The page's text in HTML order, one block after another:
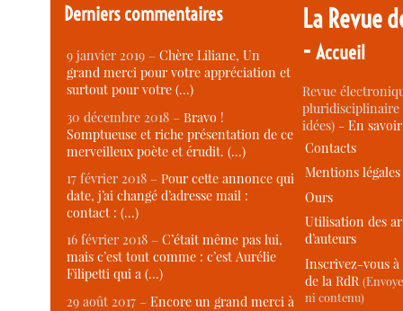
Derniers commentaires
9 janvier 2019 –Chère Liliane, Un
grand merci pour votre appréciation et
surtout pour votre (…)
30 décembre 2018 –Bravo !
Somptueuse et riche présentation de ce
merveilleux poète et érudit. (…)
17 février 2018 –Pour cette annonce qui
date, j’ai changé d’adresse mail :
contact : (…)
16 février 2018 –C’était même pas lui,
mais c’est tout comme : c’est Aurélie
Filipetti qui a (…)
29 août 2017 –Encore un grand merci à
La Revue
-Accueil
Revue
idées) -En
Contacts
Mentions légales
Ours
Utilisation des
d’auteurs
Inscrivez-vous
de la RdR
ni contenu)